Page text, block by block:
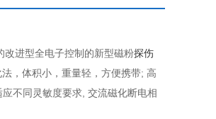
改进型全电子控制的新型磁粉探伤
，体积小，重量轻，方便携带; 高
不同灵敏度要求, 交流磁化断电相